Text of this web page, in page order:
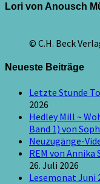
Lori von Anousch
© C.H. Beck
Neueste Beiträge
Letzte Stunde
2026
Hedley Mill ~
Band 1) von
Neuzugänge-
REM von
26. Juli 2026
Lesemonat Juni